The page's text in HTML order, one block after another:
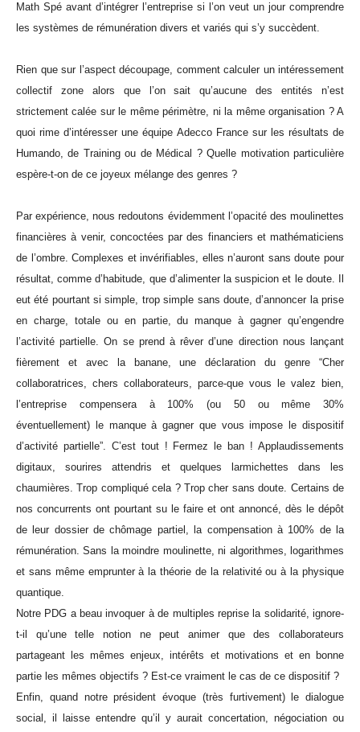
Math Spé avant d’intégrer l’entreprise si l’on veut un jour comprendre
les systèmes de rémunération divers et variés qui s’y succèdent.
Rien que sur l’aspect découpage, comment calculer un intéressement
collectif zone alors que l’on sait qu’aucune des entités n’est
strictement calée sur le même périmètre, ni la même organisation ? A
quoi rime d’intéresser une équipe Adecco France sur les résultats de
Humando, de Training ou de Médical ? Quelle motivation particulière
espère-t-on de ce joyeux mélange des genres ?
Par expérience, nous redoutons évidemment l’opacité des moulinettes
financières à venir, concoctées par des financiers et mathématiciens
de l’ombre. Complexes et invérifiables, elles n’auront sans doute pour
résultat, comme d’habitude, que d’alimenter la suspicion et le doute. Il
eut été pourtant si simple, trop simple sans doute, d’annoncer la prise
en charge, totale ou en partie, du manque à gagner qu’engendre
l’activité partielle. On se prend à rêver d’une direction nous lançant
fièrement et avec la banane, une déclaration du genre “Cher
collaboratrices, chers collaborateurs, parce-que vous le valez bien,
l’entreprise compensera à 100% (ou 50 ou même 30%
éventuellement) le manque à gagner que vous impose le dispositif
d’activité partielle”. C’est tout ! Fermez le ban ! Applaudissements
digitaux, sourires attendris et quelques larmichettes dans les
chaumières. Trop compliqué cela ? Trop cher sans doute. Certains de
nos concurrents ont pourtant su le faire et ont annoncé, dès le dépôt
de leur dossier de chômage partiel, la compensation à 100% de la
rémunération. Sans la moindre moulinette, ni algorithmes, logarithmes
et sans même emprunter à la théorie de la relativité ou à la physique
quantique.
Notre PDG a beau invoquer à de multiples reprise la solidarité, ignore-
t-il qu’une telle notion ne peut animer que des collaborateurs
partageant les mêmes enjeux, intérêts et motivations et en bonne
partie les mêmes objectifs ? Est-ce vraiment le cas de ce dispositif ?
Enfin, quand notre président évoque (très furtivement) le dialogue
social, il laisse entendre qu’il y aurait concertation, négociation ou